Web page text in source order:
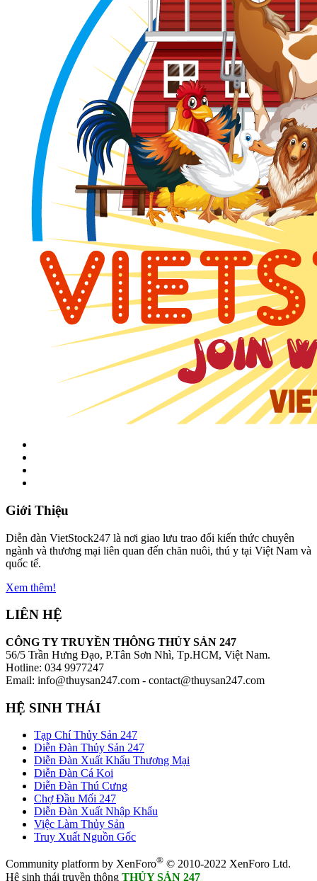
Giới Thiệu
Diễn đàn VietStock247 là nơi giao lưu trao đổi kiến thức chuyên
ngành và thương mại liên quan đến chăn nuôi, thú y tại Việt Nam và
quốc tế.
Xem thêm!
LIÊN HỆ
CÔNG TY TRUYỀN THÔNG THỦY SẢN 247
56/5 Trần Hưng Đạo, P.Tân Sơn Nhì, Tp.HCM, Việt Nam.
Hotline: 034 9977247
Email: info@thuysan247.com - contact@thuysan247.com
HỆ SINH THÁI
Tạp Chí Thủy Sản 247
Diễn Đàn Thủy Sản 247
Diễn Đàn Xuất Khẩu Thương Mại
Diễn Đàn Cá Koi
Diễn Đàn Thú Cưng
Chợ Đầu Mối 247
Diễn Đàn Xuất Nhập Khẩu
Việc Làm Thủy Sản
Truy Xuất Nguồn Gốc
Community platform by XenForo® © 2010-2022 XenForo Ltd.
Hệ sinh thái truyền thông THỦY SẢN 247